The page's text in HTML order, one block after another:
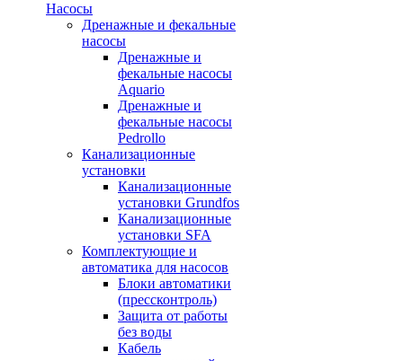
Насосы
Дренажные и фекальные
насосы
Дренажные и
фекальные насосы
Aquario
Дренажные и
фекальные насосы
Pedrollo
Канализационные
установки
Канализационные
установки Grundfos
Канализационные
установки SFA
Комплектующие и
автоматика для насосов
Блоки автоматики
(прессконтроль)
Защита от работы
без воды
Кабель